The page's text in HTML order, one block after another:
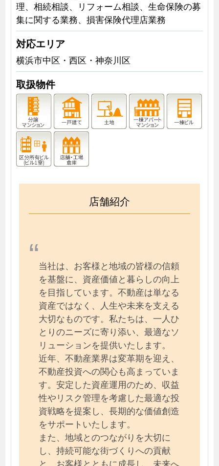
理、相続相談、リフォーム相談、生命保険の募
集に関する業務、損害保険代理店業務
対応エリア
横浜市中区・西区・神奈川区
取扱物件
店舗紹介
当社は、お客様と地域の皆様の信頼
を基盤に、資産価値と暮らしの向上
を目指しています。不動産は単なる
資産ではなく、人生や未来を支える
大切なものです。私たちは、一人ひ
とりのニーズに寄り添い、最適なソ
リューションを提供いたします。
近年、不動産業界は変革期を迎え、
不動産投資への関心も高まっていま
す。安定した資産運用のため、収益
性やリスク管理を考慮した最適な投
資戦略を提案し、長期的な価値創造
をサポートいたします。
また、地域とのつながりを大切に
し、持続可能な街づくりへの貢献
と、お客様とともに成長し、未来へ